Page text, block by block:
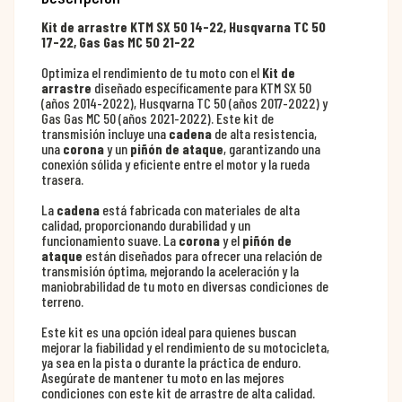
Kit de arrastre KTM SX 50 14-22, Husqvarna TC 50
17-22, Gas Gas MC 50 21-22
Optimiza el rendimiento de tu moto con el Kit de
arrastre diseñado específicamente para KTM SX 50
(años 2014-2022), Husqvarna TC 50 (años 2017-2022) y
Gas Gas MC 50 (años 2021-2022). Este kit de
transmisión incluye una cadena de alta resistencia,
una coronay un piñón de ataque, garantizando una
conexión sólida y eficiente entre el motor y la rueda
trasera.
La cadena está fabricada con materiales de alta
calidad, proporcionando durabilidad y un
funcionamiento suave. La coronay el piñón de
ataque están diseñados para ofrecer una relación de
transmisión óptima, mejorando la aceleración y la
maniobrabilidad de tu moto en diversas condiciones de
terreno.
Este kit es una opción ideal para quienes buscan
mejorar la fiabilidad y el rendimiento de su motocicleta,
ya sea en la pista o durante la práctica de enduro.
Asegúrate de mantener tu moto en las mejores
condiciones con este kit de arrastre de alta calidad.